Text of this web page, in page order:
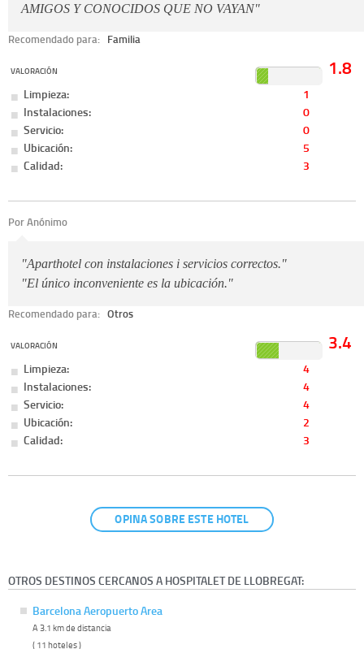
AMIGOS Y CONOCIDOS QUE NO VAYAN"
Recomendado para: Familia
VALORACIÓN 1.8
Limpieza:
1
Instalaciones:
0
Servicio:
0
Ubicación:
5
Calidad:
3
Por Anónimo
"Aparthotel con instalaciones i servicios correctos."
"El único inconveniente es la ubicación."
Recomendado para: Otros
VALORACIÓN 3.4
Limpieza:
4
Instalaciones:
4
Servicio:
4
Ubicación:
2
Calidad:
3
OPINA SOBRE ESTE HOTEL
OTROS DESTINOS CERCANOS A HOSPITALET DE LLOBREGAT:
Barcelona Aeropuerto Area
A 3.1 km de distancia
( 11 hoteles )